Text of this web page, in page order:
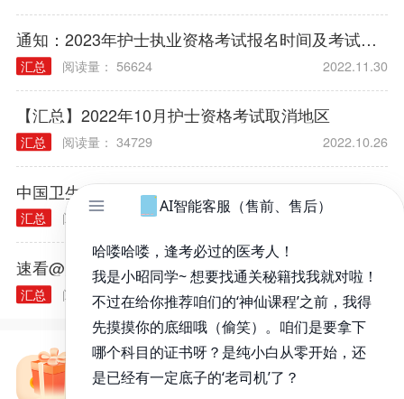
通知：2023年护士执业资格考试报名时间及考试时间
汇总 阅读量： 56624 2022.11.30
【汇总】2022年10月护士资格考试取消地区
汇总 阅读量： 34729 2022.10.26
中国卫生人才网发布关于另行组织2022年护士执业资格考试的公告
汇总 阅读量： 11875
速看@所有人，2023护士考试网上报名入口即将关闭
汇总 阅读量： 32332 2022.12.27
免费备考资料包